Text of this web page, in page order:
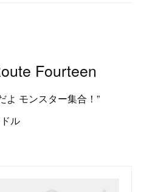
Fourteen
よ モンスター集合！”
ル